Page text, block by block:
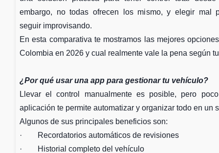
embargo, no todas ofrecen los mismo, y elegir mal
seguir improvisando.
En esta comparativa te mostramos las mejores
Colombia en 2026 y cual realmente vale la pena según
¿Por qué usar una app para gestionar tu vehículo?
Llevar el control manualmente es posible, pero
aplicación te permite automatizar y organizar todo en un
Algunos de sus principales beneficios son:
· Recordatorios automáticos de revisiones
· Historial completo del vehículo